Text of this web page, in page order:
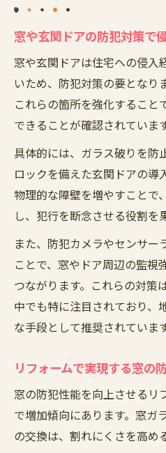
窓や玄関ドアの防犯対策で
窓や玄関ドアは住宅への侵入
いため、防犯対策の要となり
これらの箇所を強化するこ
できることが確認されています
具体的には、ガラス破りを防
ロックを備えた玄関ドアの導
物理的な障壁を増やすことで
し、犯行を断念させる役割を
また、防犯カメラやセンサー
ことで、窓やドア周辺の監視
つながります。これらの対策
中でも特に注目されており、
な手段として推奨されています
リフォームで実現する窓の
窓の防犯性能を向上させるリ
で増加傾向にあります。窓ガ
の交換は、割れにくさを高め